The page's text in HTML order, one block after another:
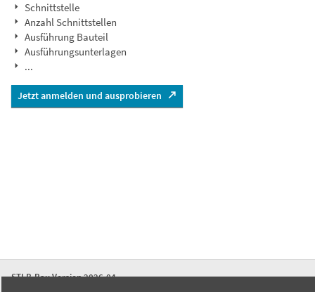
Schnittstelle
Anzahl Schnittstellen
Ausführung Bauteil
Ausführungsunterlagen
...
Jetzt anmelden und ausprobieren
STLB-Bau Version 2026-04